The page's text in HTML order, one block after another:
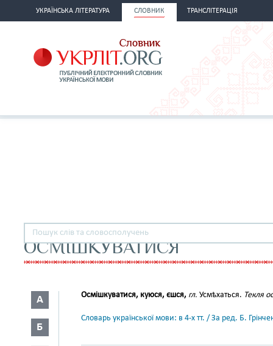
УКРАЇНСЬКА ЛІТЕРАТУРА СЛОВНИК ТРАНСЛІТЕРАЦІЯ
ОСМІШКУВАТИСЯ
А
Б
Осмішкуватися, куюся, єшся, гл. Усмѣхаться. Текля
Словарь української мови: в 4-х тт. / За ред. Б.